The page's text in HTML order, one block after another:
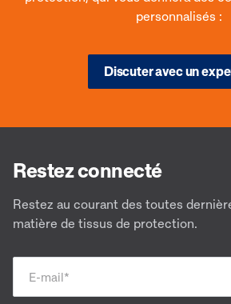
Designed to adapt
personnalisés :
Discuter avec un
Restez connecté
Restez au courant des toutes
matière de tissus de protection.
E-mail*